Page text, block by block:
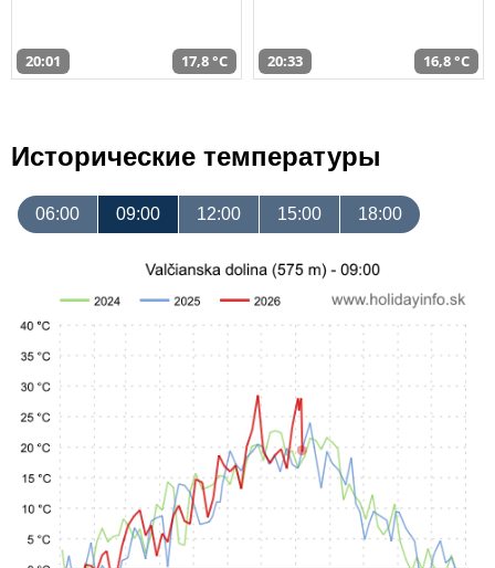
20:01 17,8 °C 20:33 16,8 °C
Исторические температуры
06:00 09:00 12:00 15:00 18:00